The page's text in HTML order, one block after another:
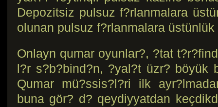
Depozitsiz pulsuz f?rlanmalara
olunan pulsuz f?rlanmalara üstünlük
Onlayn qumar oyunlar?, ?tat
l?r s?b?bind?n, ?yal?t üzr? böyük
Qumar mü?ssis?l?ri ilk
buna gör? d? qeydiyyatdan